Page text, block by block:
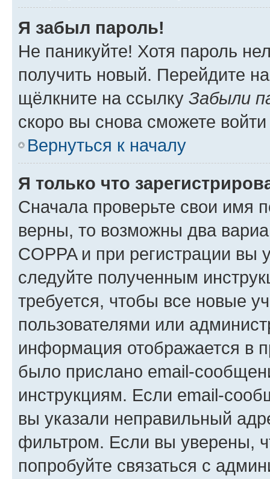
Я забыл пароль!
Не паникуйте! Хотя пароль
получить новый. Перейдите
щёлкните на ссылку Забыли
скоро вы снова сможете
Вернуться к началу
Я только что
Сначала проверьте свои имя
верны, то возможны два
COPPA и при регистрации вы
следуйте полученным
требуется, чтобы все новые
пользователями или
информация отображается в
было прислано email-
инструкциям. Если email-
вы указали неправильный
фильтром. Если вы уверены,
попробуйте связаться с